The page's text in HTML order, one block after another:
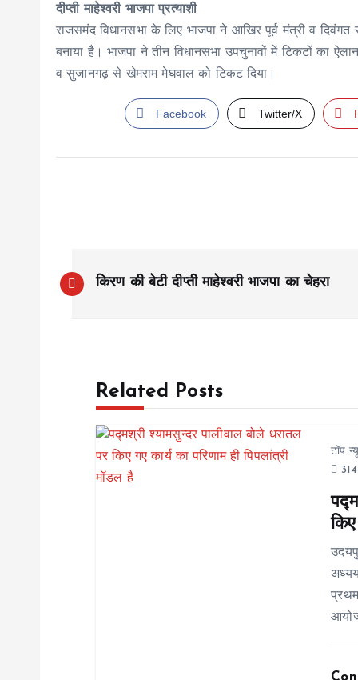
दीप्ती माहेश्वरी भाजपा प्रत्याशी
राजसमंद विधानसभा के लिए भाजपा ने आखिर पूर्व मंत्री व दिवंगत
बनाया है। भाजपा ने तीन विधानसभा उपचुनावों में टिकटों का
व सुजानगढ़ से खेमराम मेघवाल को टिकट दिया।
Facebook Twitter/X
P
किरण की बेटी दीप्ती माहेश्वरी भाजपा का चेहरा
Related Posts
टॉप